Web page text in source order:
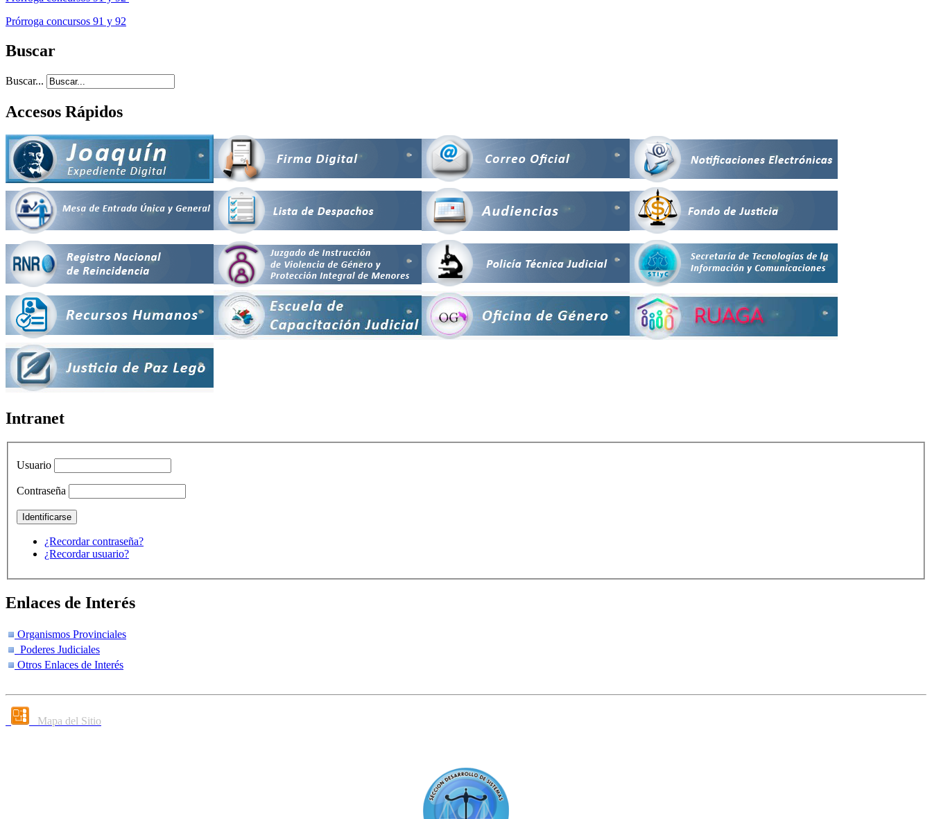
Prórroga concursos 91 y 92
Buscar
Buscar...
Accesos Rápidos
Intranet
Usuario
Contraseña
¿Recordar contraseña?
¿Recordar usuario?
Enlaces de Interés
Organismos Provinciales
Poderes Judiciales
Otros Enlaces de Interés
Mapa del Sitio